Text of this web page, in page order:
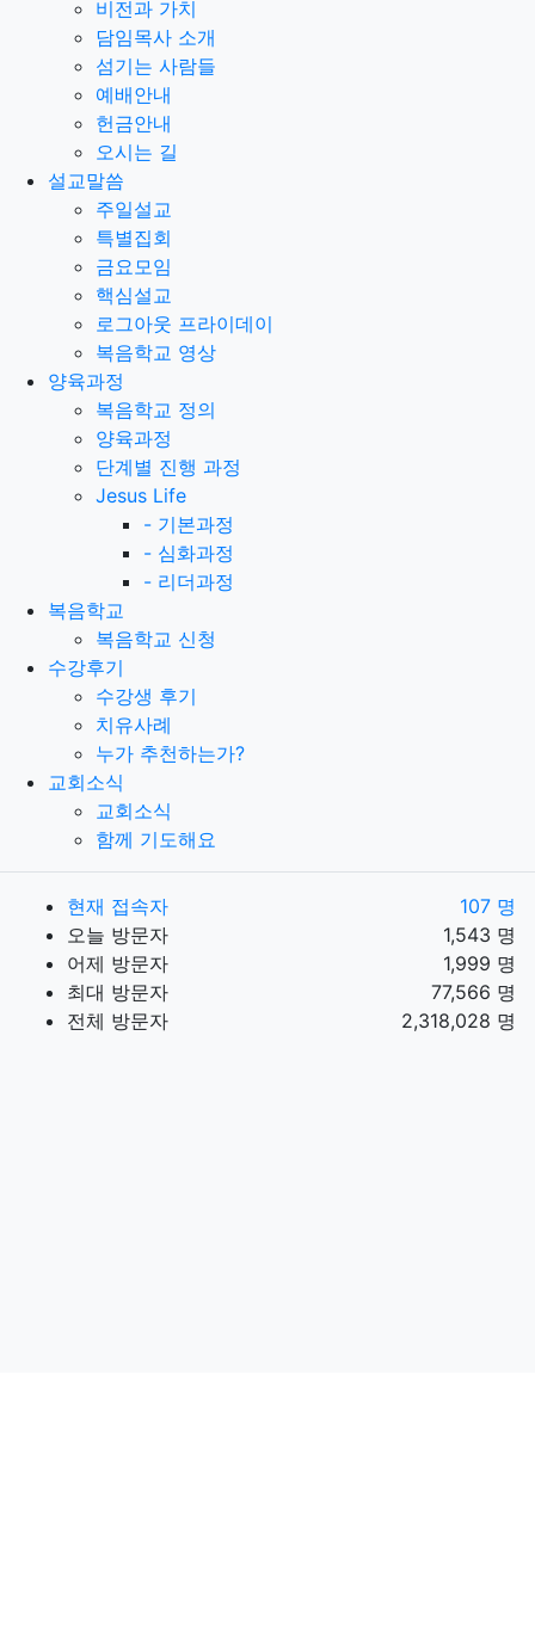
비전과 가치
담임목사 소개
섬기는 사람들
예배안내
헌금안내
오시는 길
설교말씀
주일설교
특별집회
금요모임
핵심설교
로그아웃 프라이데이
복음학교 영상
양육과정
복음학교 정의
양육과정
단계별 진행 과정
Jesus Life
- 기본과정
- 심화과정
- 리더과정
복음학교
복음학교 신청
수강후기
수강생 후기
치유사례
누가 추천하는가?
교회소식
교회소식
함께 기도해요
현재 접속자
107 명
오늘 방문자
1,543 명
어제 방문자
1,999 명
최대 방문자
77,566 명
전체 방문자
2,318,028 명